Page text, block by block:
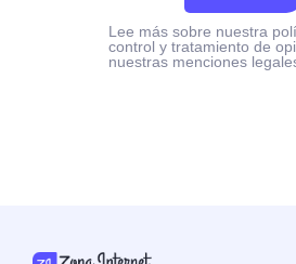
Lee más sobre nuestra
control y tratamiento de
nuestras menciones